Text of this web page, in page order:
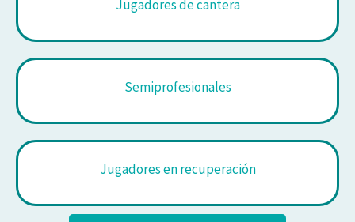
Jugadores de cantera
Semiprofesionales
Jugadores en recuperación